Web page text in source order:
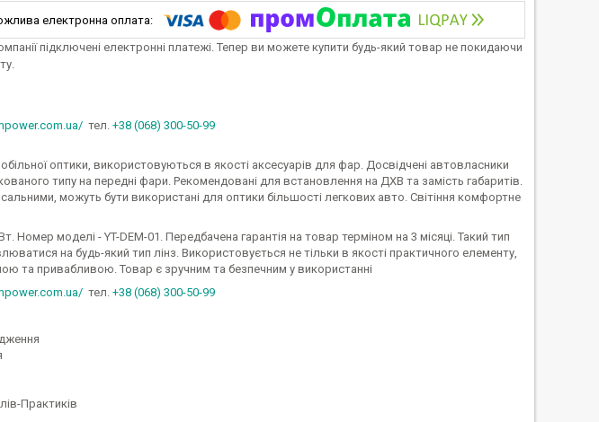
підключені електронні платежі. Тепер ви можете купити будь-який товар не покидаючи
тел. +38 (068) 300-50-99
оптики, використовуються в якості аксесуарів для фар. Досвідчені автовласники
типу на передні фари. Рекомендовані для встановлення на ДХВ та замість габаритів.
можуть бути використані для оптики більшості легкових авто. Світіння комфортне
Номер моделі - YT-DEM-01. Передбачена гарантія на товар терміном на 3 місяці. Такий тип
на будь-який тип лінз. Використовується не тільки в якості практичного елементу,
та привабливою. Товар є зручним та безпечним у використанні
тел. +38 (068) 300-50-99
Практиків